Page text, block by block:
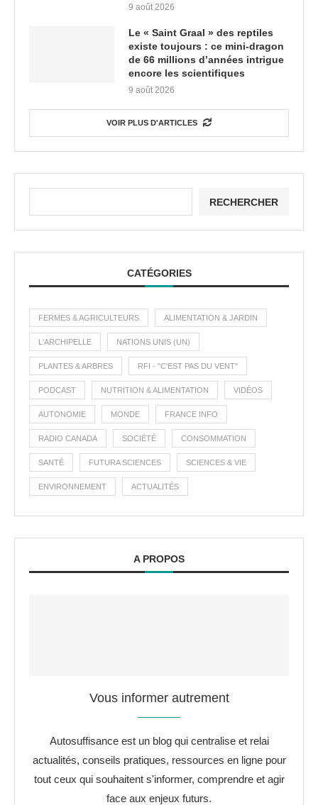
9 août 2026
Le « Saint Graal » des reptiles
existe toujours : ce mini-dragon
de 66 millions d’années intrigue
encore les scientifiques
9 août 2026
VOIR PLUS D'ARTICLES
RECHERCHER
CATÉGORIES
FERMES & AGRICULTEURS ALIMENTATION & JARDIN
L'ARCHIPELLE NATIONS UNIS (UN)
PLANTES & ARBRES RFI - "C'EST PAS DU VENT"
PODCAST NUTRITION & ALIMENTATION VIDÉOS
AUTONOMIE MONDE FRANCE INFO
RADIO CANADA SOCIÉTÉ CONSOMMATION
SANTÉ FUTURA SCIENCES SCIENCES & VIE
ENVIRONNEMENT ACTUALITÉS
A PROPOS
Vous informer autrement
Autosuffisance est un blog qui centralise et relai
actualités, conseils pratiques, ressources en ligne pour
tout ceux qui souhaitent s'informer, comprendre et agir
face aux enjeux futurs.